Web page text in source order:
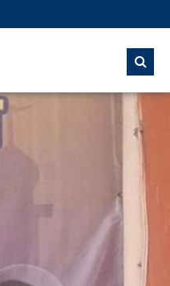
22 JAN 2026